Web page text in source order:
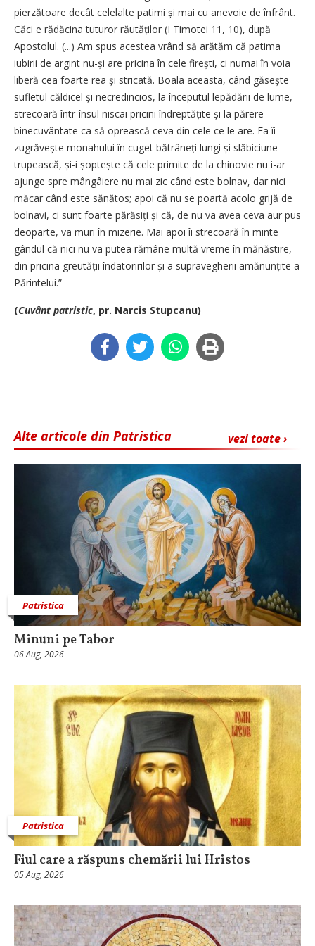
pierzătoare decât celelalte patimi și mai cu anevoie de înfrânt.
Căci e rădăcina tuturor răutăților (I Timotei 11, 10), după
Apostolul. (...) Am spus acestea vrând să arătăm că patima
iubirii de argint nu-și are pricina în cele firești, ci numai în voia
liberă cea foarte rea și stricată. Boala aceasta, când găsește
sufletul căldicel și necredincios, la începutul lepădării de lume,
strecoară într-însul niscai pricini îndreptățite și la părere
binecuvântate ca să oprească ceva din cele ce le are. Ea îi
zugrăvește monahului în cuget bătrâneți lungi și slăbiciune
trupească, și-i șop­tește că cele primite de la chinovie nu i-ar
ajunge spre mângâiere nu mai zic când este bolnav, dar nici
măcar când este sănătos; apoi că nu se poartă acolo grijă de
bolnavi, ci sunt foarte părăsiți și că, de nu va avea ceva aur pus
deoparte, va muri în mizerie. Mai apoi îi strecoară în minte
gândul că nici nu va putea rămâne multă vreme în mănăstire,
din pricina greutății îndatoririlor și a supravegherii amănunțite a
Părintelui.”
(Cuvânt patristic, pr. Narcis Stupcanu)
vezi toate ›
Alte articole din Patristica
Patristica
Minuni pe Tabor
06 Aug, 2026
Patristica
Fiul care a răspuns chemării lui Hristos
05 Aug, 2026